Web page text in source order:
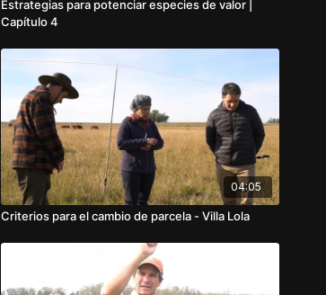
Estrategias para potenciar especies de valor |
Capítulo 4
04:05
Criterios para el cambio de parcela - Villa Lola